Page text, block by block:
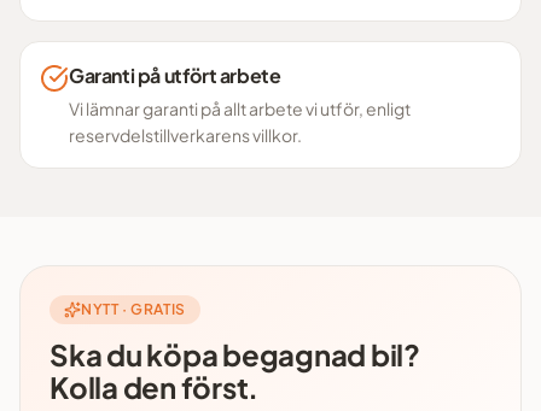
Garanti på utfört arbete
Vi lämnar garanti på allt arbete vi utför, enligt
reservdelstillverkarens villkor.
NYTT · GRATIS
Ska du köpa begagnad bil?
Kolla den först.